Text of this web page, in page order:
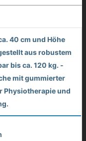
40 cm und Höhe
aus robustem
bis ca. 120 kg. -
mit gummierter
Physiotherapie und